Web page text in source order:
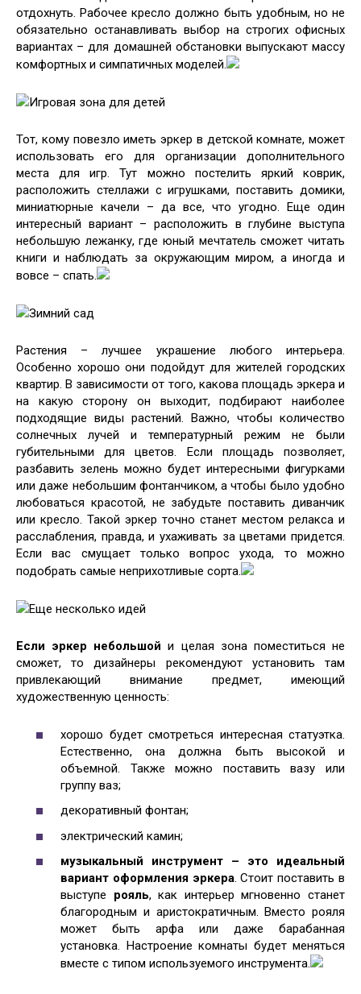
отдохнуть. Рабочее кресло должно быть удобным, но не
обязательно останавливать выбор на строгих офисных
вариантах – для домашней обстановки выпускают массу
комфортных и симпатичных моделей.
Игровая зона для детей
Тот, кому повезло иметь эркер в детской комнате, может
использовать его для организации дополнительного
места для игр. Тут можно постелить яркий коврик,
расположить стеллажи с игрушками, поставить домики,
миниатюрные качели – да все, что угодно. Еще один
интересный вариант – расположить в глубине выступа
небольшую лежанку, где юный мечтатель сможет читать
книги и наблюдать за окружающим миром, а иногда и
вовсе – спать.
Зимний сад
Растения – лучшее украшение любого интерьера.
Особенно хорошо они подойдут для жителей городских
квартир. В зависимости от того, какова площадь эркера и
на какую сторону он выходит, подбирают наиболее
подходящие виды растений. Важно, чтобы количество
солнечных лучей и температурный режим не были
губительными для цветов. Если площадь позволяет,
разбавить зелень можно будет интересными фигурками
или даже небольшим фонтанчиком, а чтобы было удобно
любоваться красотой, не забудьте поставить диванчик
или кресло. Такой эркер точно станет местом релакса и
расслабления, правда, и ухаживать за цветами придется.
Если вас смущает только вопрос ухода, то можно
подобрать самые неприхотливые сорта.
Еще несколько идей
Если эркер небольшой и целая зона поместиться не
сможет, то дизайнеры рекомендуют установить там
привлекающий внимание предмет, имеющий
художественную ценность:
хорошо будет смотреться интересная статуэтка.
Естественно, она должна быть высокой и
объемной. Также можно поставить вазу или
группу ваз;
декоративный фонтан;
электрический камин;
музыкальный инструмент – это идеальный
вариант оформления эркера. Стоит поставить в
выступе рояль, как интерьер мгновенно станет
благородным и аристократичным. Вместо рояля
может быть арфа или даже барабанная
установка. Настроение комнаты будет меняться
вместе с типом используемого инструмента.